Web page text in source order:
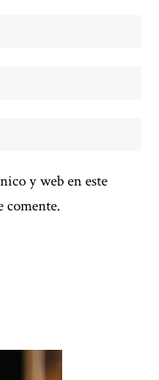
y web en este
comente.